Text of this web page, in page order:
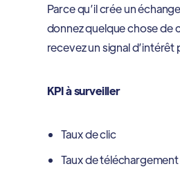
Parce qu’il crée un
donnez quelque chose
recevez un signal
KPI à surveiller
Taux de clic
Taux de téléchargement